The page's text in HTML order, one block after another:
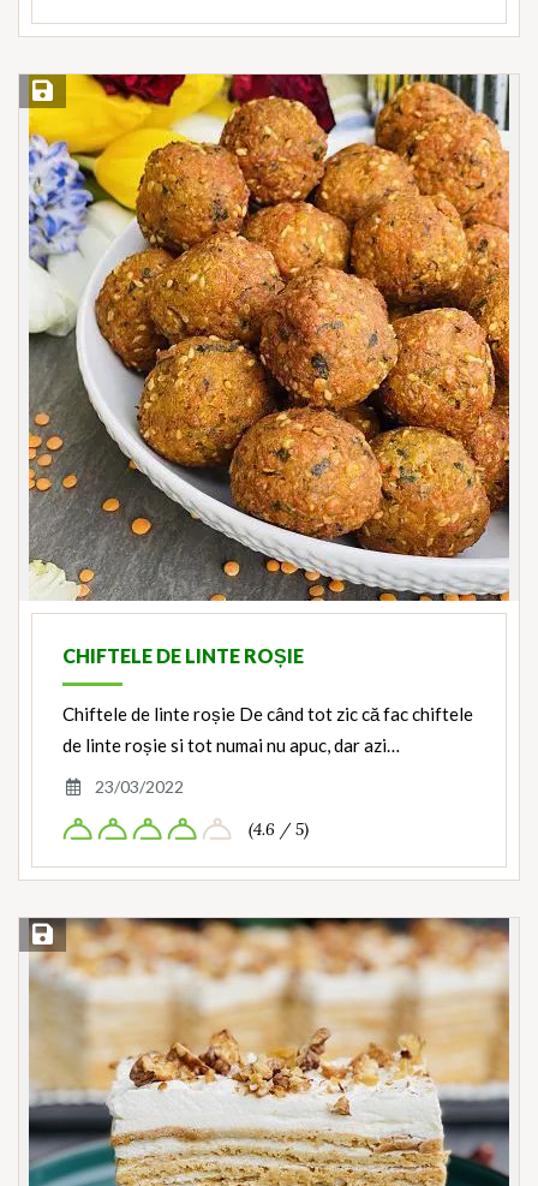
Save Recipe
CHIFTELE DE LINTE ROȘIE
Chiftele de linte roșie De când tot zic că fac chiftele
de linte roșie si tot numai nu apuc, dar azi…
23/03/2022
(4.6 / 5)
Save Recipe